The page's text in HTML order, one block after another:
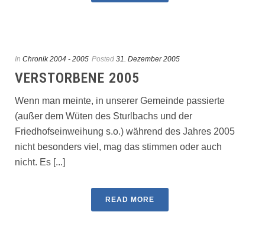
In Chronik 2004 - 2005 Posted 31. Dezember 2005
VERSTORBENE 2005
Wenn man meinte, in unserer Gemeinde passierte
(außer dem Wüten des Sturlbachs und der
Friedhofseinweihung s.o.) während des Jahres 2005
nicht besonders viel, mag das stimmen oder auch
nicht. Es [...]
READ MORE